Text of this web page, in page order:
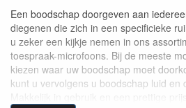
Een boodschap doorgeven aan
diegenen die zich in een specificieke
u zeker een kijkje nemen in ons
toespraak-microfoons. Bij de meeste
kiezen waar uw boodschap moet
kunt u vervolgens u boodschap luid en